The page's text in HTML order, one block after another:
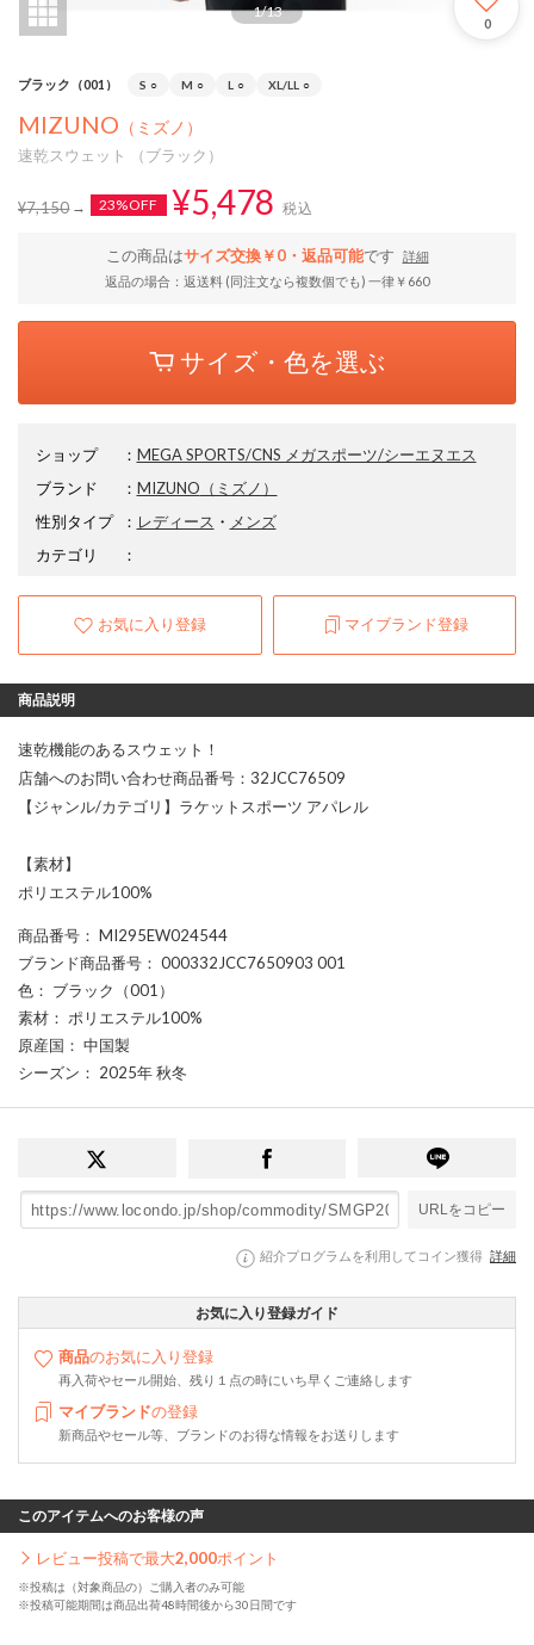
1/13
0
ブラック（001） S ○ M ○ L ○ XL/LL ○
MIZUNO （ミズノ）
速乾スウェット （ブラック）
¥7,150 23%OFF ¥5,478 税込
この商品はサイズ交換￥0・返品可能です
詳細
返品の場合：返送料 (同注文なら複数個でも) 一律￥660
サイズ・色を選ぶ
ショップ ： MEGA SPORTS/CNS メガスポーツ/シーエヌエス
ブランド
： MIZUNO （ミズノ）
性別タイプ
： レディース ・ メンズ
カテゴリ
：
お気に入り登録 マイブランド登録
商品説明
速乾機能のあるスウェット！
店舗へのお問い合わせ商品番号：32JCC76509
【ジャンル/カテゴリ】ラケットスポーツ アパレル
【素材】
ポリエステル100%
商品番号 ： MI295EW024544
ブランド商品番号 ： 000332JCC7650903 001
色 ： ブラック（001）
素材 ： ポリエステル100%
原産国 ： 中国製
シーズン ： 2025年 秋冬
URLをコピー
紹介プログラムを利用してコイン獲得 詳細
お気に入り登録ガイド
商品のお気に入り登録
再入荷やセール開始、残り１点の時にいち早くご連絡します
マイブランドの登録
新商品やセール等、ブランドのお得な情報をお送りします
このアイテムへのお客様の声
レビュー投稿で最大2,000ポイント
※投稿は（対象商品の）ご購入者のみ可能
※投稿可能期間は商品出荷48時間後から30日間です